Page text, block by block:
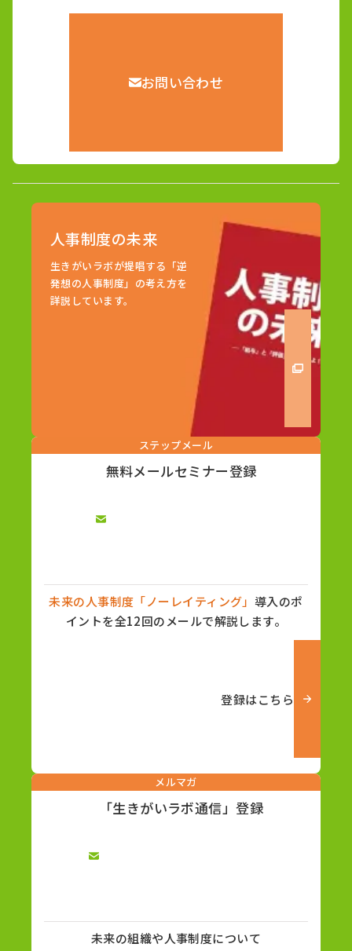
お問い合わせ
人事制度の未来
生きがいラボが提唱する「逆
発想の人事制度」の考え方を
詳説しています。
ステップメール
無料メールセミナー登録
未来の人事制度「ノーレイティング」 導入のポ
イントを全12回のメールで解説します。
登録はこちら
メルマガ
「生きがいラボ通信」登録
未来の組織や人事制度について